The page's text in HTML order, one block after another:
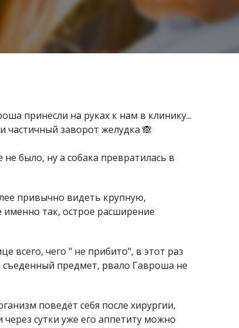
принесли на руках к нам в клинику...
частичный заворот желудка 🙈
было, ну а собака превратилась в
привычно видеть крупную,
именно так, острое расширение
всего, чего " не прибито", в этот раз
съеденный предмет, рвало Гавроша не
поведёт себя после хирургии,
сутки уже его аппетиту можно